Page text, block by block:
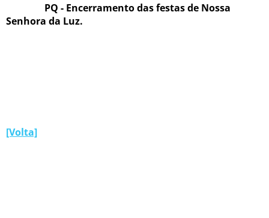
PQ - Encerramento das festas de Nossa
Senhora da Luz.
[Volta]